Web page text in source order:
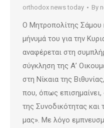
orthodox news today By
Ο Μητροπολίτης Σάμου
μήνυμά του για την
αναφέρεται στη
σύγκληση της Α’
στη Νίκαια της
που, όπως επισημαίνει,
της Συνοδικότητας και
μας». Με λόγο